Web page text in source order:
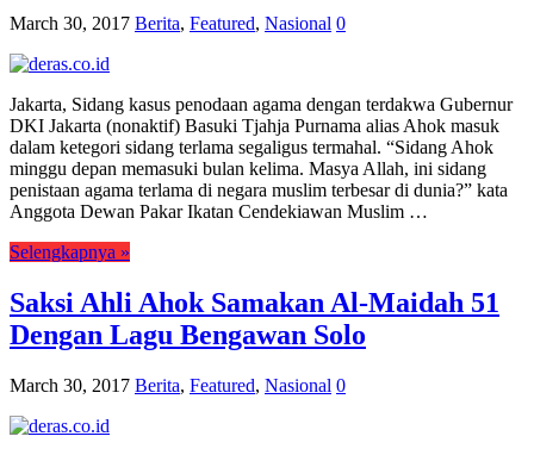
March 30, 2017 Berita, Featured, Nasional 0
Jakarta, Sidang kasus penodaan agama dengan terdakwa Gubernur
DKI Jakarta (nonaktif) Basuki Tjahja Purnama alias Ahok masuk
dalam ketegori sidang terlama segaligus termahal. “Sidang Ahok
minggu depan memasuki bulan kelima. Masya Allah, ini sidang
penistaan agama terlama di negara muslim terbesar di dunia?” kata
Anggota Dewan Pakar Ikatan Cendekiawan Muslim …
Selengkapnya »
Saksi Ahli Ahok Samakan Al-Maidah 51
Dengan Lagu Bengawan Solo
March 30, 2017 Berita, Featured, Nasional 0